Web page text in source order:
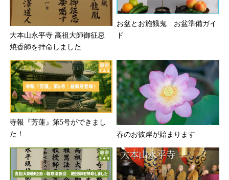
大本山永平寺 高祖大師御征忌
焼香師を拝命しました
お盆とお施餓鬼 お盆準備ガイ
ド
寺報『芳蓮』第5号ができまし
た！
春のお彼岸が始まります